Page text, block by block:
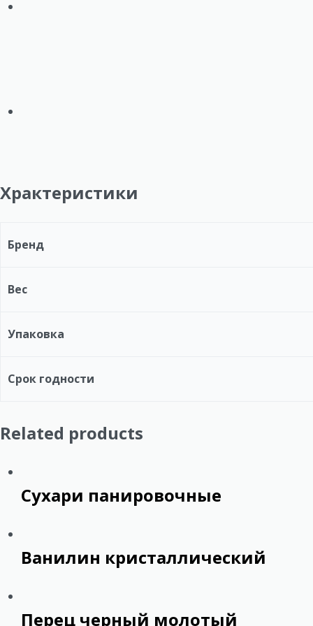
Храктеристики
Бренд
Вес
Упаковка
Срок годности
Related products
Сухари панировочные
Ванилин кристаллический
Перец черный молотый